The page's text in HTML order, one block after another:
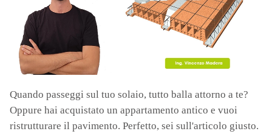
Quando passeggi sul tuo solaio, tutto balla attorno a te?
Oppure hai acquistato un appartamento antico e vuoi
ristrutturare il pavimento. Perfetto, sei sull'articolo giusto.